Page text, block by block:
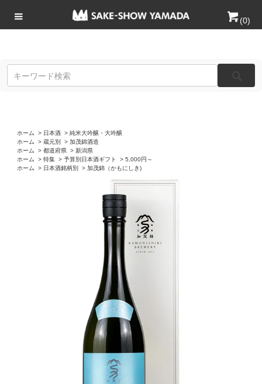
(0)
ホーム > 日本酒 > 純米大吟醸・大吟醸
ホーム
> 蔵元別 > 加茂錦酒造
ホーム
> 都道府県 > 新潟県
ホーム
> 特集 > 予算別日本酒ギフト > 5,000円～
ホーム
> 日本酒銘柄別 > 加茂錦（かもにしき)